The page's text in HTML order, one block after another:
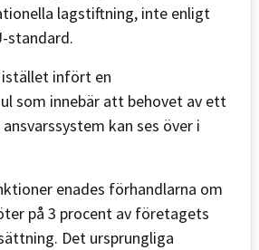
lagstiftning, inte enligt
standard.
istället infört en
som innebär att behovet av ett
kan ses över i
enades förhandlarna om
på 3 procent av företagets
Det ursprungliga